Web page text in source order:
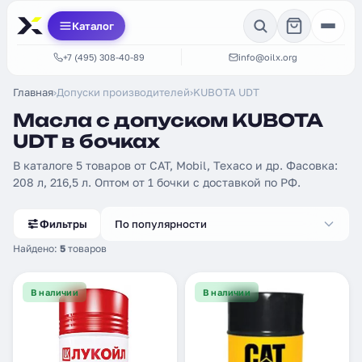
Каталог
+7 (495) 308-40-89 info@oilx.org
Главная›Допуски производителей›KUBOTA UDT
Масла с допуском KUBOTA
UDT в бочках
В каталоге 5 товаров от CAT, Mobil, Texaco и др. Фасовка:
208 л, 216,5 л. Оптом от 1 бочки с доставкой по РФ.
Фильтры
Найдено: 5 товаров
По популярности
В наличии В наличии